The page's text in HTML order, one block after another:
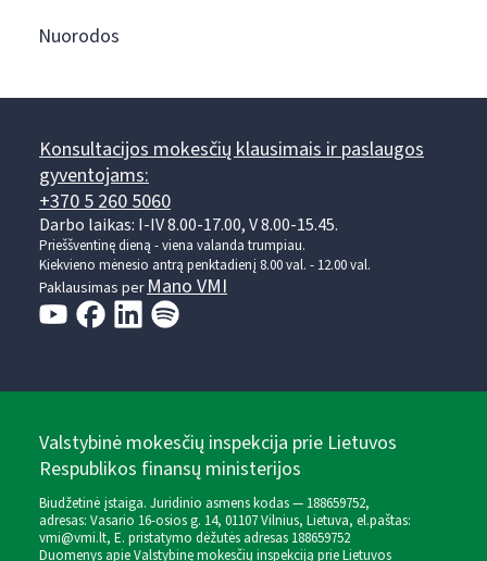
Nuorodos
Konsultacijos mokesčių klausimais ir paslaugos
gyventojams:
+370 5 260 5060
Darbo laikas: I-IV 8.00-17.00, V 8.00-15.45.
Prieššventinę dieną - viena valanda trumpiau.
Kiekvieno mėnesio antrą penktadienį 8.00 val. - 12.00 val.
Paklausimas perMano VMI
Valstybinė mokesčių inspekcija prie Lietuvos
Respublikos finansų ministerijos
Biudžetinė įstaiga. Juridinio asmens kodas — 188659752,
adresas: Vasario 16-osios g. 14, 01107 Vilnius, Lietuva, el.paštas:
vmi@vmi.lt, E. pristatymo dėžutės adresas 188659752
Duomenys apie Valstybinę mokesčių inspekciją prie Lietuvos